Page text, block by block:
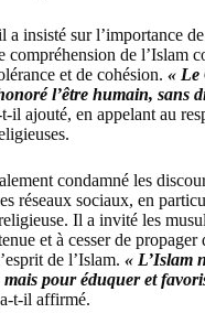
a insisté sur l’importance
compréhension de l’Islam
et de cohésion. « Le
l’être humain, sans
t-il ajouté, en appelant au
condamné les
réseaux sociaux, en
Il a invité les
et à cesser de propager
de l’Islam. « L’Islam
pour éduquer et
t-il affirmé.